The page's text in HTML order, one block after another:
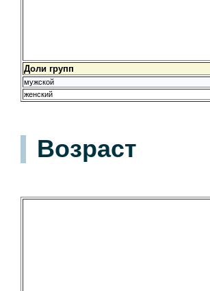
Доли групп
мужской
женский
Возраст